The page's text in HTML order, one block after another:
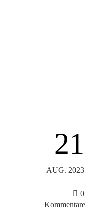
21
AUG. 2023
0
Kommentare